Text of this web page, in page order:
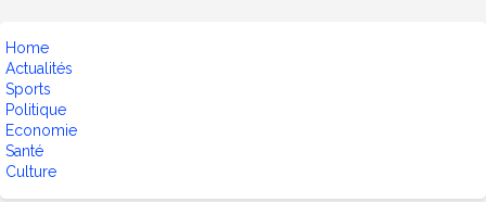
Home
Actualités
Sports
Politique
Economie
Santé
Culture